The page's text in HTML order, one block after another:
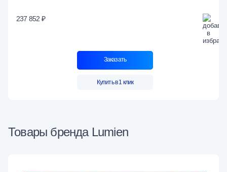
237 852 ₽
Заказать
Купить в 1 клик
Товары бренда Lumien